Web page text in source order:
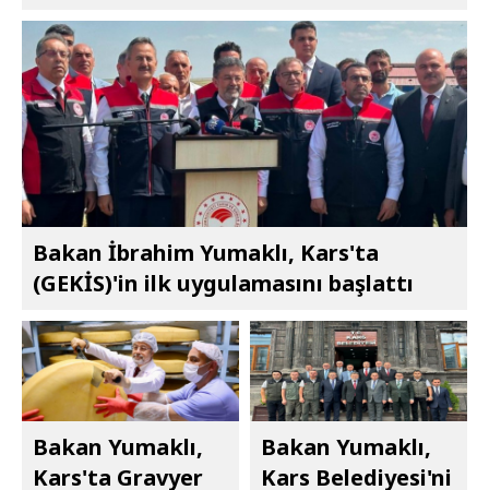
Bakan İbrahim Yumaklı, Kars'ta
(GEKİS)'in ilk uygulamasını başlattı
Bakan Yumaklı,
Kars'ta Gravyer
Bakan Yumaklı,
Kars Belediyesi'ni